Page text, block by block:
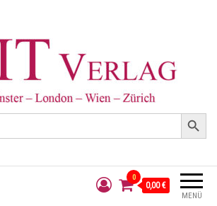
Search Button
MENÜ
0
0,00 €